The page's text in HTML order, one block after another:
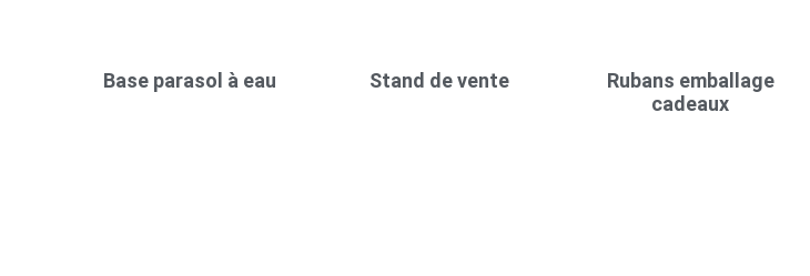
Base parasol à eau Stand de vente
Rubans emballage
cadeaux